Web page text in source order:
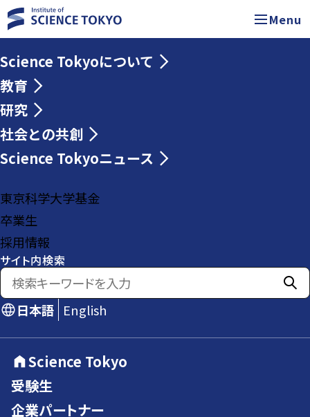
Menu
Science Tokyoについて
教育
研究
社会との共創
Science Tokyoニュース
東京科学大学基金
卒業生
採用情報
サイト内検索
日本語 English
Science Tokyo
受験生
企業パートナー